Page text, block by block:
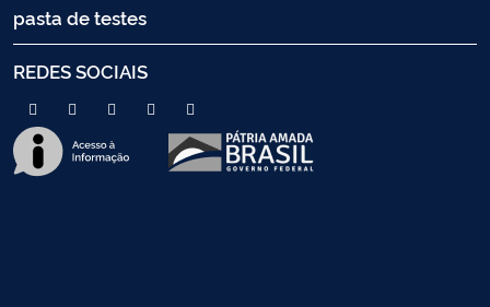
pasta de testes
REDES SOCIAIS